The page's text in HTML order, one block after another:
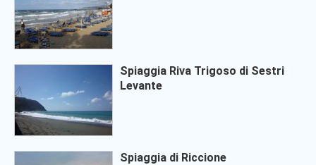
Spiaggia Riva Trigoso di Sestri
Levante
Spiaggia di Riccione